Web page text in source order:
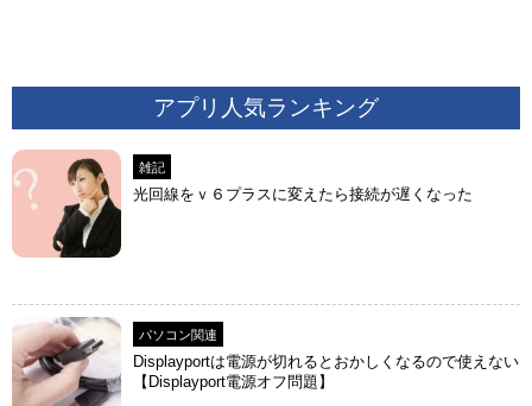
アプリ人気ランキング
雑記
光回線をｖ６プラスに変えたら接続が遅くなった
パソコン関連
Displayportは電源が切れるとおかしくなるので使えない
【Displayport電源オフ問題】